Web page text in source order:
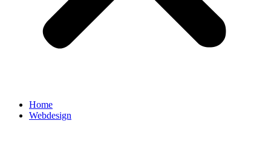
Home
Webdesign